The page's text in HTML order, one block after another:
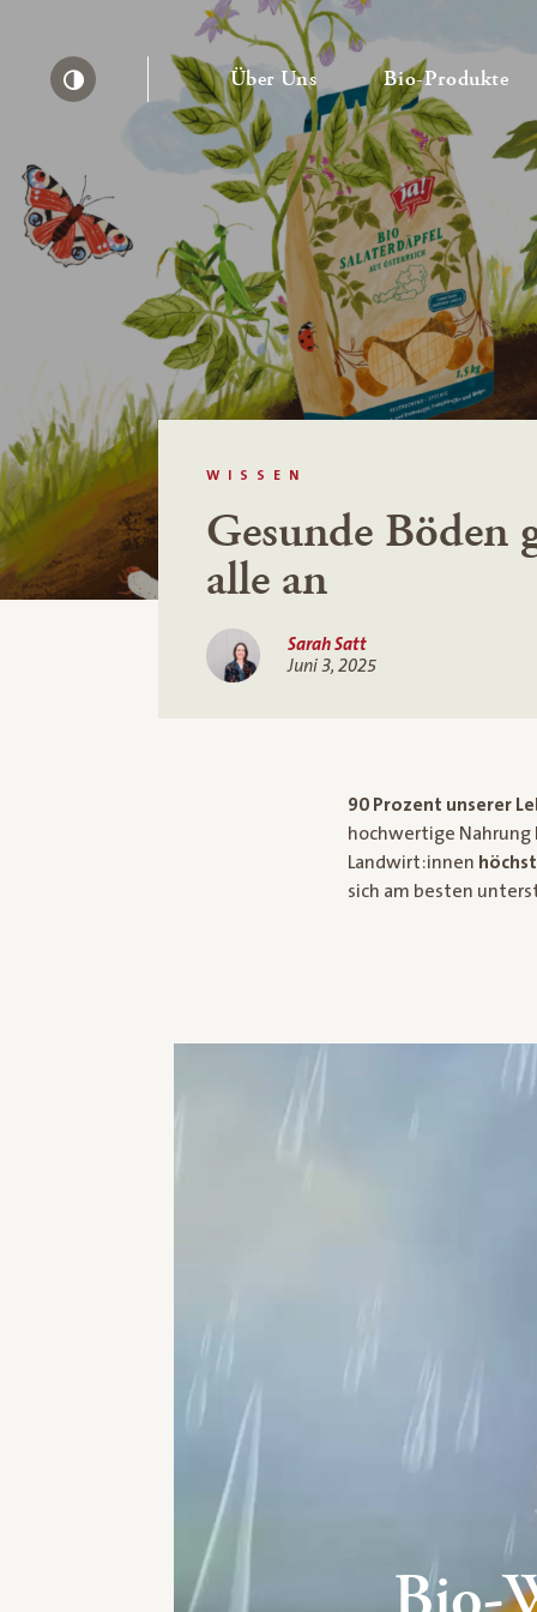
Kontrast erhöhen
Über Uns— UntermenüBio-Produkte—
WISSEN
Gesunde Böden
alle an
Sarah Satt
Juni 3, 2025
90 Prozent unserer
hochwertige
Landwirt:innen
sich am besten